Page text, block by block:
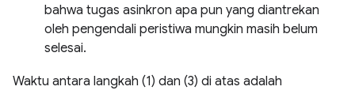
bahwa tugas asinkron apa pun yang diantrekan
oleh pengendali peristiwa mungkin masih belum
selesai.
Waktu antara langkah (1) dan (3) di atas adalah